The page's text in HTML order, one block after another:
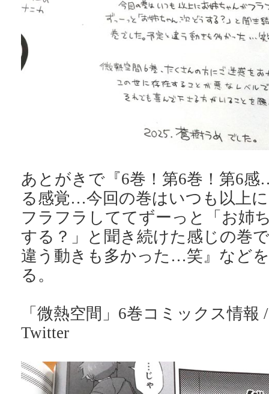
あとがきで『6巻！第6巻！第6
る感覚…今回の巻はいつも以上
フラフラしててずーっと「お姉
する？」と聞き続けた感じの巻
違う動きも多かった…笑』など
る。
「微熱空間」6巻コミックス情報
Twitter